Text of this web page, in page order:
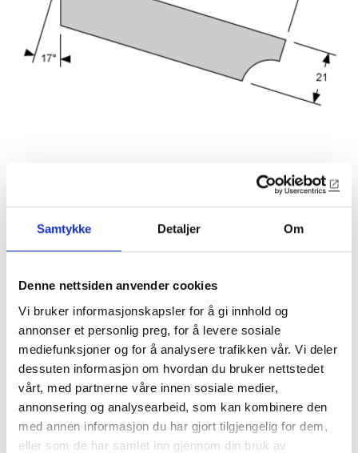
Samtykke Detaljer Om
Denne nettsiden anvender cookies
Vi bruker informasjonskapsler for å gi innhold og
annonser et personlig preg, for å levere sosiale
mediefunksjoner og for å analysere trafikken vår. Vi deler
dessuten informasjon om hvordan du bruker nettstedet
vårt, med partnerne våre innen sosiale medier,
annonsering og analysearbeid, som kan kombinere den
med annen informasjon du har gjort tilgjengelig for dem,
eller som de har samlet inn gjennom din bruk av
6578
21x95mm vannbrett
Original fra Nordfjord ca. 1930
Lagerførte varianter